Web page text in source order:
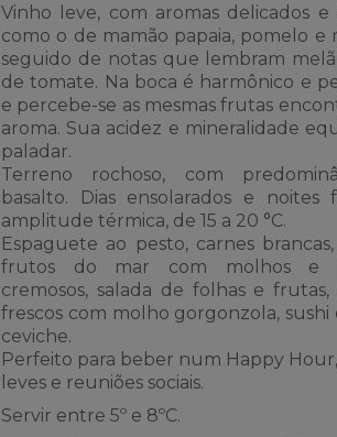
Vinho leve, com aromas delicados e
como o de mamão papaia, pomelo e
seguido de notas que lembram
de tomate. Na boca é harmônico e
e percebe-se as mesmas frutas
aroma. Sua acidez e mineralidade
paladar.
Terreno rochoso, com
basalto. Dias ensolarados e noites
amplitude térmica, de 15 a 20 °C.
Espaguete ao pesto, carnes
frutos do mar com molhos e
cremosos, salada de folhas e frutas,
frescos com molho gorgonzola, sushi
ceviche.
Perfeito para beber num Happy
leves e reuniões sociais.
Servir entre 5º e 8ºC.